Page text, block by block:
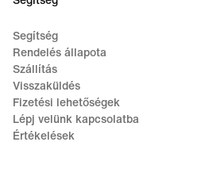
Segítség
Rendelés állapota
Szállítás
Visszaküldés
Fizetési lehetőségek
Lépj velünk kapcsolatba
Értékelések